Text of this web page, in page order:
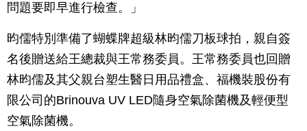
問題要即早進行檢查。」
昀儒特別準備了蝴蝶牌超級林昀儒刀板球拍，親自簽
名後贈送給王總裁與王常務委員。王常務委員也回贈
林昀儒及其父親台塑生醫日用品禮盒、福機裝股份有
限公司的Brinouva UV LED隨身空氣除菌機及輕便型
空氣除菌機。